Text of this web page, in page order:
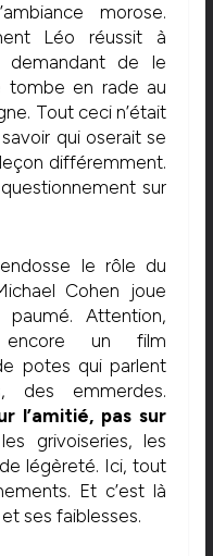
morose.
Léo réussit à
de le
tombe en rade au
Tout ceci n’était
qui oserait se
différemment.
sur
le rôle du
Cohen joue
Attention,
encore un film
potes qui parlent
emmerdes.
l’amitié, pas sur
grivoiseries, les
légèreté. Ici, tout
Et c’est là
ses faiblesses.